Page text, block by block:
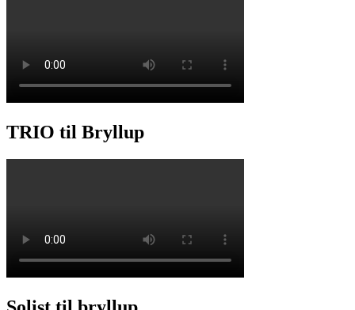
TRIO til Bryllup